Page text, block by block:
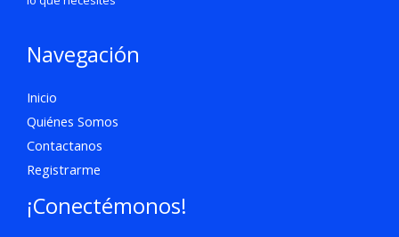
Navegación
Inicio
Quiénes Somos
Contactanos
Registrarme
¡Conectémonos!